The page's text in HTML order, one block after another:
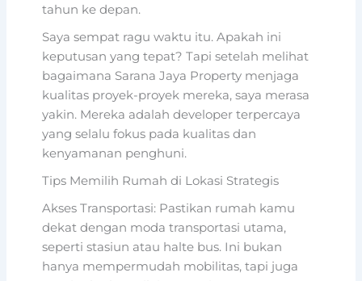
tahun ke depan.
Saya sempat ragu waktu itu. Apakah ini
keputusan yang tepat? Tapi setelah melihat
bagaimana Sarana Jaya Property menjaga
kualitas proyek-proyek mereka, saya merasa
yakin. Mereka adalah developer terpercaya
yang selalu fokus pada kualitas dan
kenyamanan penghuni.
Tips Memilih Rumah di Lokasi Strategis
Akses Transportasi: Pastikan rumah kamu
dekat dengan moda transportasi utama,
seperti stasiun atau halte bus. Ini bukan
hanya mempermudah mobilitas, tapi juga